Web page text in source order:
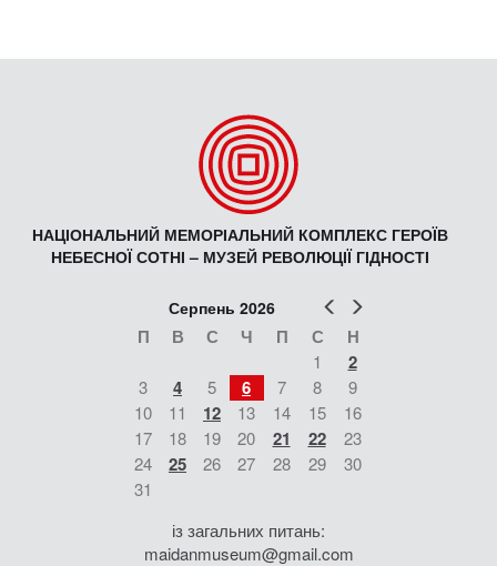
НАЦІОНАЛЬНИЙ МЕМОРІАЛЬНИЙ КОМПЛЕКС ГЕРОЇВ
НЕБЕСНОЇ СОТНІ – МУЗЕЙ РЕВОЛЮЦІЇ ГІДНОСТІ
Попер
Серпень 2026
П В С Ч П С Н
1 2
3 4 5 6 7 8
9
10
11 12 13 14 15
16
17
18 19 20 21 22
23
24
25 26 27 28 29
30
31
із загальних питань:
maidanmuseum@gmail.com